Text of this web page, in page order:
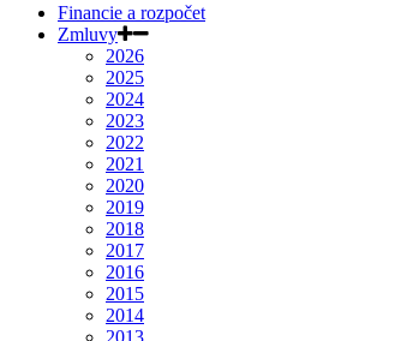
Financie a rozpočet
Zmluvy
2026
2025
2024
2023
2022
2021
2020
2019
2018
2017
2016
2015
2014
2013